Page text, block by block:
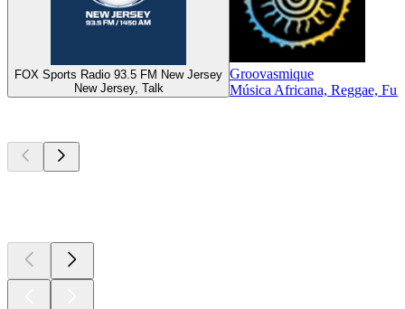
FOX Sports Radio 93.5 FM New Jersey
New Jersey, Talk
Groovasmique
Música Africana, Reggae,